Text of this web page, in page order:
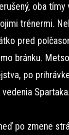
oba
trénermi.
pred
bránku.
po
vedenia Spartaka.
po zmene